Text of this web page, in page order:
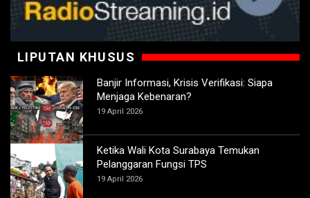
LIPUTAN KHUSUS
Banjir Informasi, Krisis Verifikasi: Siapa
Menjaga Kebenaran?
19 April 2026
Ketika Wali Kota Surabaya Temukan
Pelanggaran Fungsi TPS
19 April 2026